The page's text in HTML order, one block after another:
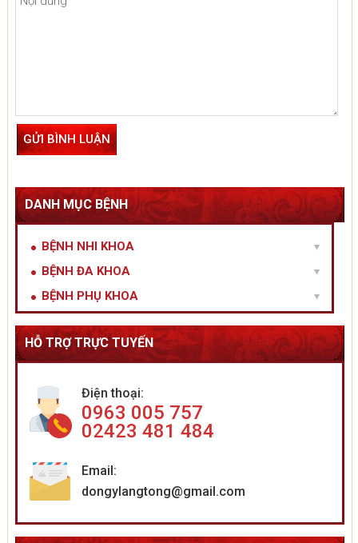
DANH MỤC BỆNH
BỆNH NHI KHOA
BỆNH ĐA KHOA
BỆNH PHỤ KHOA
HỖ TRỢ TRỰC TUYẾN
Điện thoại:
0963 005 757
02423 481 484
Email:
dongylangtong@gmail.com